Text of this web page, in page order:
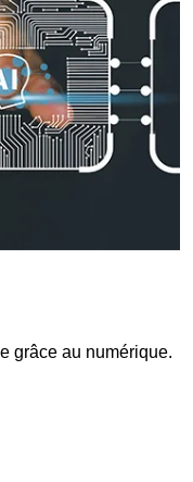
grâce au numérique.